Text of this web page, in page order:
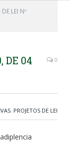
DE LEI Nº
DE 04
0
, PROJETOS DE LEI